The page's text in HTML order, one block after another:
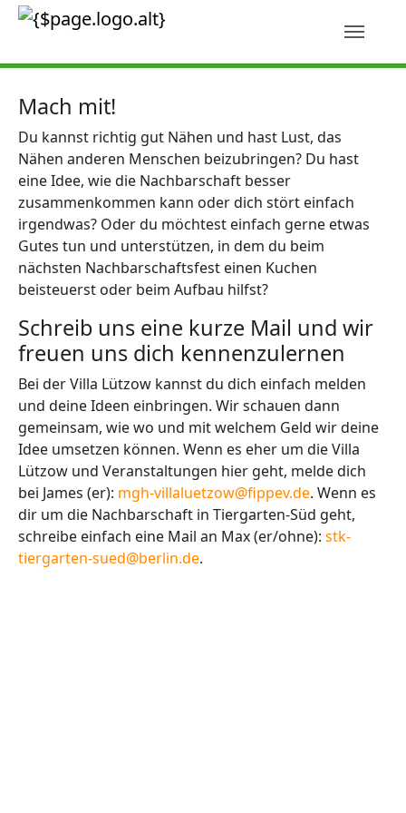
Skip to main content
Mach mit!
Du kannst richtig gut Nähen und hast Lust, das
Nähen anderen Menschen beizubringen? Du hast
eine Idee, wie die Nachbarschaft besser
zusammenkommen kann oder dich stört einfach
irgendwas? Oder du möchtest einfach gerne etwas
Gutes tun und unterstützen, in dem du beim
nächsten Nachbarschaftsfest einen Kuchen
beisteuerst oder beim Aufbau hilfst?
Schreib uns eine kurze Mail und wir
freuen uns dich kennenzulernen
Bei der Villa Lützow kannst du dich einfach melden
und deine Ideen einbringen. Wir schauen dann
gemeinsam, wie wo und mit welchem Geld wir deine
Idee umsetzen können. Wenn es eher um die Villa
Lützow und Veranstaltungen hier geht, melde dich
bei James (er): mgh-villaluetzow@fippev.de. Wenn es
dir um die Nachbarschaft in Tiergarten-Süd geht,
schreibe einfach eine Mail an Max (er/ohne): stk-
tiergarten-sued@berlin.de.